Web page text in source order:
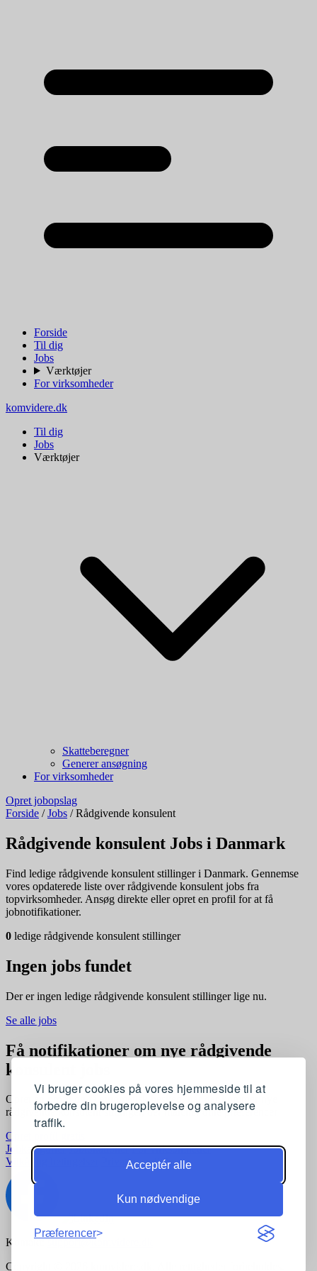
Vi bruger cookies på vores hjemmeside til at
forbedre din brugeroplevelse og analysere
traffik.
Acceptér alle
Kun nødvendige
Præferencer
Forside
Til dig
Jobs
Værktøjer
For virksomheder
komvidere.dk
Til dig
Jobs
Værktøjer
Skatteberegner
Generer ansøgning
For virksomheder
Opret jobopslag
Forside / Jobs / Rådgivende konsulent
Rådgivende konsulent Jobs i Danmark
Find ledige rådgivende konsulent stillinger i Danmark. Gennemse
vores opdaterede liste over rådgivende konsulent jobs fra
topvirksomheder. Ansøg direkte eller opret en profil for at få
jobnotifikationer.
0 ledige rådgivende konsulent stillinger
Ingen jobs fundet
Der er ingen ledige rådgivende konsulent stillinger lige nu.
Se alle jobs
Få notifikationer om nye rådgivende
konsulent jobs
Opret en profil og få automatisk besked, når der kommer nye
rådgivende konsulent stillinger, der matcher dine præferencer
Opret profil gratis
Jobkategorier Joblokationer For virksomheder
Vilkår og betingelser
Privatlivspolitik
Kontakt:support@komvidere.dk
Copyright © 2026 komvidere.dk. Alle rettigheder forbeholdes.